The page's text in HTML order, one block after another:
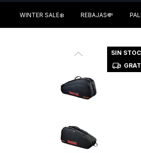
WINTER SALE❄️ REBAJAS💸
SIN